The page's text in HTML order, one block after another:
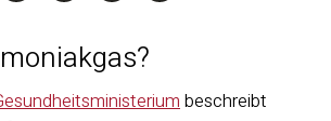
beschreibt